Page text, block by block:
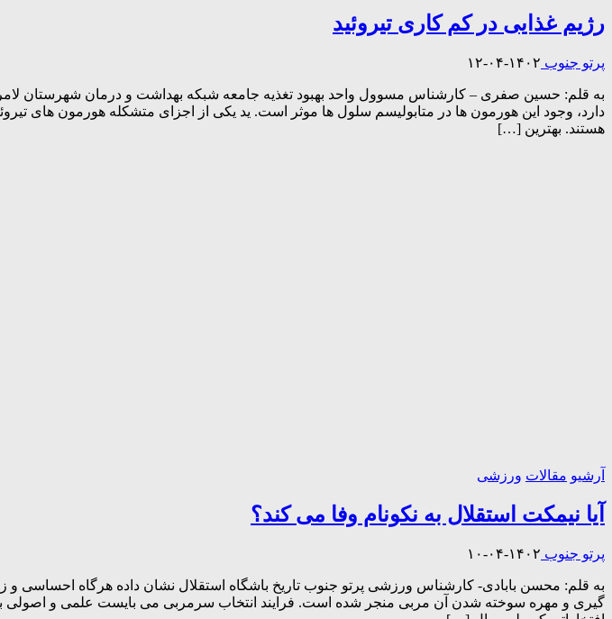
رژیم غذایی در کم کاری تیروئید
پرتو جنوب ۱۴۰۲-۰۴-۱۲
به قلم: حسین صفری – کارشناس مسوول واحد بهبود تغذیه جامعه شبکه بهداشت و درمان شهرستان
هستند. بهترین […]
آرشیو مقالات ورزشی
آیا نیمکت استقلال به نکونام وفا می کند؟
پرتو جنوب ۱۴۰۲-۰۴-۱۰
به قلم: محسن بابادی- کارشناس ورزشی پرتو جنوب تاریخ باشگاه استقلال نشان داده هرگاه احساسی و
گیری و مهره سوخته شدن آن مربی منجر شده است. فرایند انتخاب سرمربی می بایست علمی و اصولی